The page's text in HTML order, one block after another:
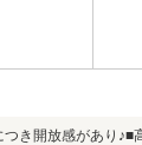
き開放感があり♪■